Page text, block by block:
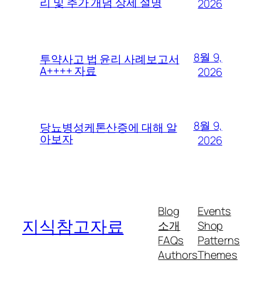
2026
투약사고 법 윤리 사례보고서
A++++ 자료
8월 9,
2026
당뇨병성케톤산증에 대해 알
아보자
8월 9,
2026
지식참고자료
Blog
소개
FAQs
Authors
Events
Shop
Patterns
Themes